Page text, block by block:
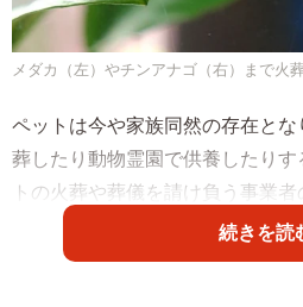
メダカ（左）やチンアナゴ（右）まで
ペットは今や家族同然の存在と
葬したり動物霊園で供養したり
トの火葬や葬儀を請け負う事業者
た。だが、体の小さいペットだ
えてしまい遺骨が残らないとい
続きを読